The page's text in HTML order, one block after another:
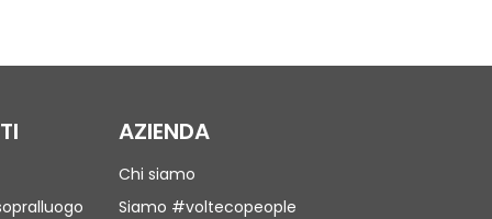
AZIENDA
Chi siamo
Siamo #voltecopeople